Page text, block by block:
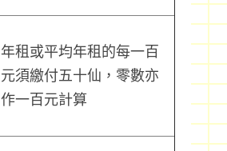
年租或平均年租的每一百
元須繳付五十仙，零數亦
作一百元計算